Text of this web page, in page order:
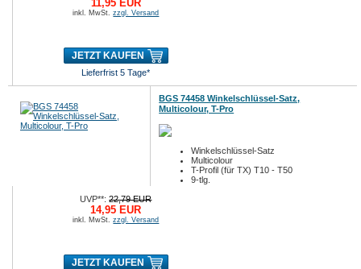
11,95 EUR
inkl. MwSt.zzgl. Versand
JETZT KAUFEN
Lieferfrist 5 Tage*
BGS 74458 Winkelschlüssel-Satz,
Multicolour, T-Pro
Winkelschlüssel-Satz
Multicolour
T-Profil (für TX) T10 - T50
9-tlg.
UVP**:22,79 EUR
14,95 EUR
inkl. MwSt.zzgl. Versand
JETZT KAUFEN